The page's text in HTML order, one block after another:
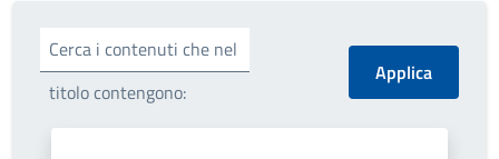
Cerca i contenuti che nel
titolo contengono: